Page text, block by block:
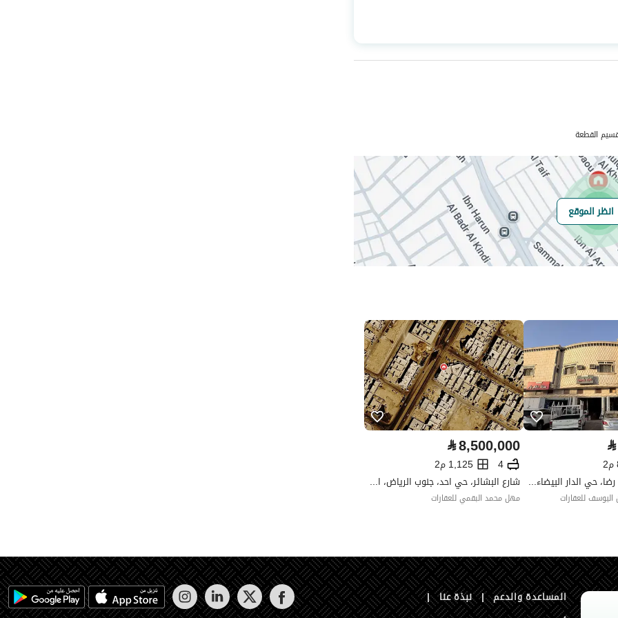
عدد الغرف
18
صرف صحي
التواصل الإجتماعي ،الإذاعة ،أخرى
هل يوجد اي التزام
على العقار ؟
لايوجد بحسب افصاح المالك
لا
العقار مقيد
لا
رقم الأرض
بدون
ملاحظات
-
تفصيل عرض مختلف من 5 الى 7
القطعة
انظر الموقع
⃁
شارع محمد رشيد رضا، حي الدار البيضاء، جنوب الرياض، الرياض
للعقارات
⃁8,500,000
4
1,125 م2
شارع البشائر، حي احد، جنوب الرياض، الرياض
مهل محمد البقمي للعقارات
المساعدة والدعم | نبذة عنا |